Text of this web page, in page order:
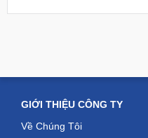
GIỚI THIỆU CÔNG TY
Về Chúng Tôi